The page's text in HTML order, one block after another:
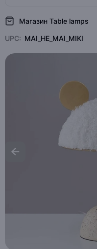
Магазин Table lamps
UPC: MAI_HE_MAI_MIKI